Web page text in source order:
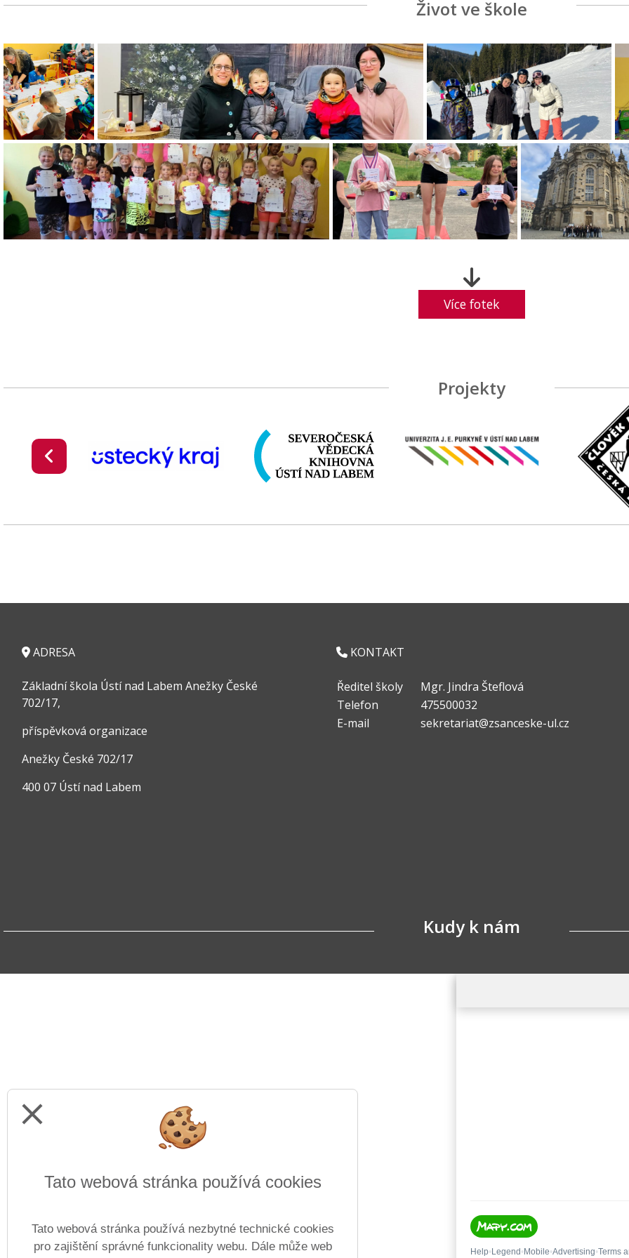
Život ve škole
Více fotek
Projekty
ADRESA
Základní škola Ústí nad Labem Anežky České
702/17,
příspěvková organizace
Anežky České 702/17
400 07 Ústí nad Labem
KONTAKT
Ředitel školy
Mgr. Jindra Šteflová
Telefon
475500032
E-mail
sekretariat@zsanceske-ul.cz
Kudy k nám
close
Tato webová stránka používá cookies
Tato webová stránka používá nezbytné technické cookies
pro zajištění správné funkcionality webu. Dále může web